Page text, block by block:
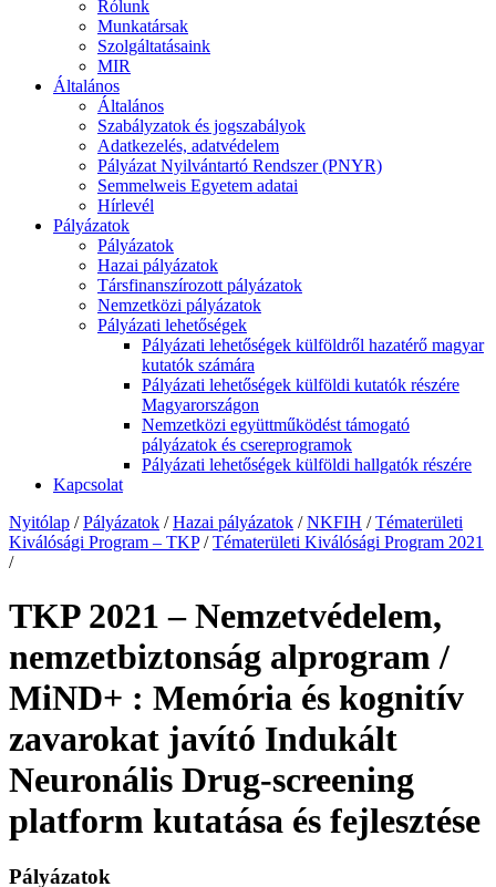
Rólunk
Munkatársak
Szolgáltatásaink
MIR
Általános
Általános
Szabályzatok és jogszabályok
Adatkezelés, adatvédelem
Pályázat Nyilvántartó Rendszer (PNYR)
Semmelweis Egyetem adatai
Hírlevél
Pályázatok
Pályázatok
Hazai pályázatok
Társfinanszírozott pályázatok
Nemzetközi pályázatok
Pályázati lehetőségek
Pályázati lehetőségek külföldről hazatérő magyar
kutatók számára
Pályázati lehetőségek külföldi kutatók részére
Magyarországon
Nemzetközi együttműködést támogató
pályázatok és csereprogramok
Pályázati lehetőségek külföldi hallgatók részére
Kapcsolat
Nyitólap / Pályázatok / Hazai pályázatok / NKFIH / Tématerületi
Kiválósági Program – TKP / Tématerületi Kiválósági Program 2021
/
TKP 2021 – Nemzetvédelem,
nemzetbiztonság alprogram /
MiND+ : Memória és kognitív
zavarokat javító Indukált
Neuronális Drug-screening
platform kutatása és fejlesztése
Pályázatok